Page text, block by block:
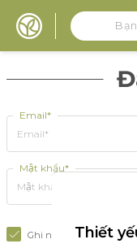
Email*
Mật khẩu*
Ghi nhớ tôi Thiết